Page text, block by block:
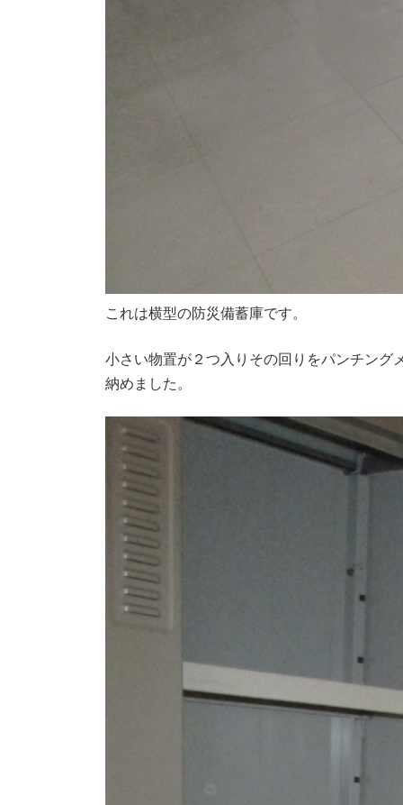
これは横型の防災備蓄庫です。
小さい物置が２つ入りその回りをパンチング
納めました。